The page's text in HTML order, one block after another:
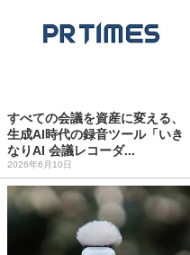
すべての会議を資産に変える、
生成AI時代の録音ツール「いき
なりAI 会議レコーダ...
2026年6月10日